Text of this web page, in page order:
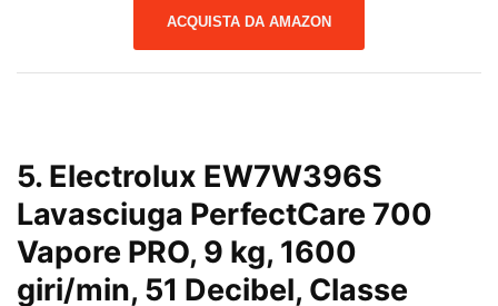
ACQUISTA DA AMAZON
5. Electrolux EW7W396S
Lavasciuga PerfectCare 700
Vapore PRO, 9 kg, 1600
giri/min, 51 Decibel, Classe